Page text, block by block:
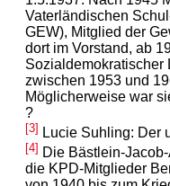
Vaterländischen
GEW), Mitglied der
dort im Vorstand, ab
Sozialdemokratischer
zwischen 1953 und
Möglicherweise war
?
[3] Lucie Suhling: Der
[4] Die Bästlein-
die KPD-Mitglieder